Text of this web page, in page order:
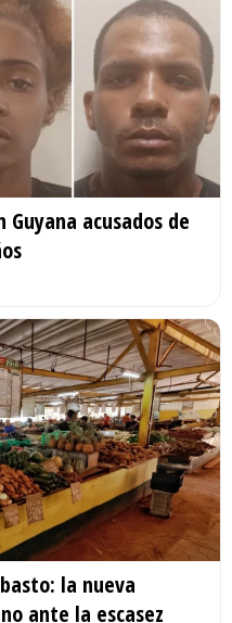
acusados de
la nueva
ante la escasez